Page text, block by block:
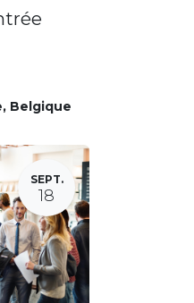
, Belgique
SEPT.
18